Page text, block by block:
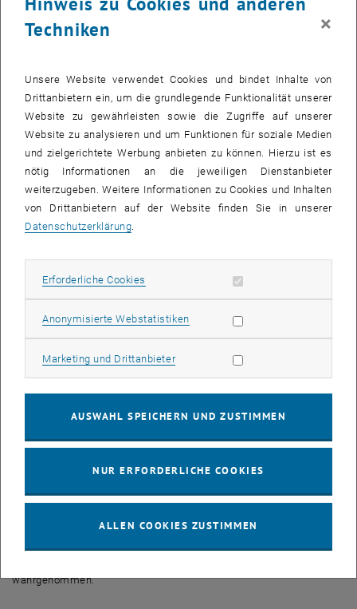
Aktivierende und beruhigende Reize im vegetativen Nervensystem
müssen in Balance sein. Ist diese Balance gestört, kann es nützlich
kann, einen wichtigen Nerv des vegetativen Nervensystems. Studien
haben gezeigt, dass sich mit einer solchen Elektrostimulation
sowohl akute als auch chronische Schmerzen lindern lassen, auch
Wirkungen auf das Herz-Kreislauf-System wie zum Beispiel eine
gesteigerte Durchblutung in den Extremitäten konnte mittels
Vagusnerv-Stimulation bereits erreicht werden.
Erfunden wurde die Vagusnerv-Stimulation am Ohr von Dr. Jozsef
Constantin Széles von der Medizinischen Universität Wien. Das
Methode: Unterschiedliche Krankheitssymptome sprechen auf
unterschiedliche elektrische Stimulations-Muster unterschiedlich
gut an. Es ist also wichtig, die Reaktion des Körpers genau zu
messen und die wirkungsvollsten dieser Stimulations-Muster zu
ermitteln. Durch die erfassten physiologischen Daten ist es
möglich, individuell für jede Person die passenden
Stimulationsabfolgen zu finden.
Nun wurde die elektrische Vagusnerv-Stimulation erstmals zur
Behandlung von Dystonie eingesetzt: Nadelelektroden koppeln im
verbunden, das am Hals getragen wird. Über drei bis vier Tage, in
einem Wochenrhythmus wiederholt, gibt das Gerät mit
wahrgenommen.
Techniken
×
Unsere Website verwendet Cookies und bindet Inhalte von
Drittanbietern ein, um die grundlegende Funktionalität unserer
Website zu gewährleisten sowie die Zugriffe auf unserer
Website zu analysieren und um Funktionen für soziale Medien
und zielgerichtete Werbung anbieten zu können. Hierzu ist es
nötig Informationen an die jeweiligen Dienstanbieter
weiterzugeben. Weitere Informationen zu Cookies und Inhalten
von Drittanbietern auf der Website finden Sie in unserer
Datenschutzerklärung.
Erforderliche Cookies Erforderliche Cookies zulassen
Anonymisierte WebstatistikenStatistik Cookies zulassen
Marketing und DrittanbieterMarketing Cookies zulassen
AUSWAHL SPEICHERN UND ZUSTIMMEN
NUR ERFORDERLICHE COOKIES
ALLEN COOKIES ZUSTIMMEN